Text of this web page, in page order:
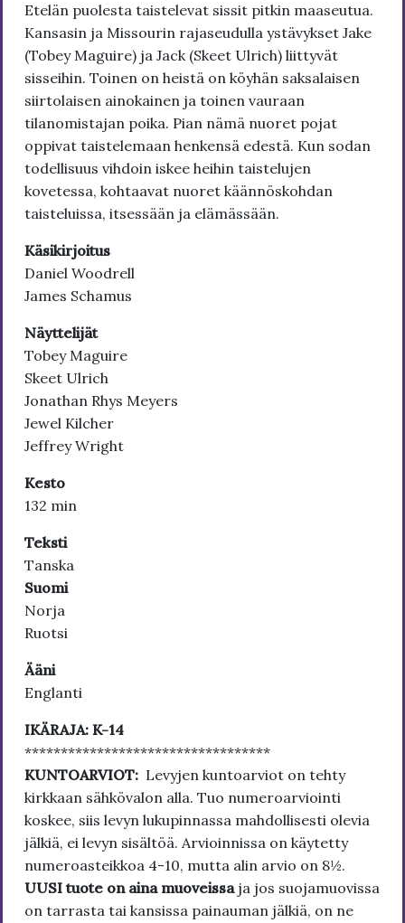
Etelän puolesta taistelevat sissit pitkin maaseutua.
Kansasin ja Missourin rajaseudulla ystävykset Jake
(Tobey Maguire) ja Jack (Skeet Ulrich) liittyvät
sisseihin. Toinen on heistä on köyhän saksalaisen
siirtolaisen ainokainen ja toinen vauraan
tilanomistajan poika. Pian nämä nuoret pojat
oppivat taistelemaan henkensä edestä. Kun sodan
todellisuus vihdoin iskee heihin taistelujen
kovetessa, kohtaavat nuoret käännöskohdan
taisteluissa, itsessään ja elämässään.
Käsikirjoitus
Daniel Woodrell
James Schamus
Näyttelijät
Tobey Maguire
Skeet Ulrich
Jonathan Rhys Meyers
Jewel Kilcher
Jeffrey Wright
Kesto
132 min
Teksti
Tanska
Suomi
Norja
Ruotsi
Ääni
Englanti
IKÄRAJA: K-14
**********************************
KUNTOARVIOT: Levyjen kuntoarviot on tehty
kirkkaan sähkövalon alla. Tuo numeroarviointi
koskee, siis levyn lukupinnassa mahdollisesti olevia
jälkiä, ei levyn sisältöä. Arvioinnissa on käytetty
numeroasteikkoa 4-10, mutta alin arvio on 8½.
UUSI tuote on aina muoveissa ja jos suojamuovissa
on tarrasta tai kansissa painauman jälkiä, on ne